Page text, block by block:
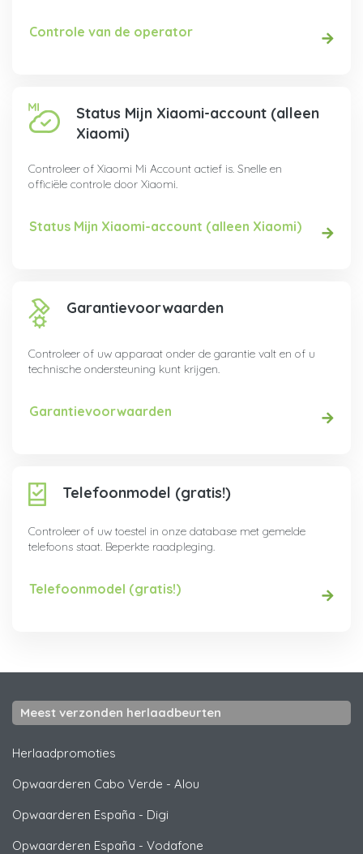
Controle van de operator
Status Mijn Xiaomi-account (alleen
Xiaomi)
Controleer of Xiaomi Mi Account actief is. Snelle en
officiële controle door Xiaomi.
Status Mijn Xiaomi-account (alleen Xiaomi)
Garantievoorwaarden
Controleer of uw apparaat onder de garantie valt en of u
technische ondersteuning kunt krijgen.
Garantievoorwaarden
Telefoonmodel (gratis!)
Controleer of uw toestel in onze database met gemelde
telefoons staat. Beperkte raadpleging.
Telefoonmodel (gratis!)
Meest verzonden herlaadbeurten
Herlaadpromoties
Opwaarderen Cabo Verde - Alou
Opwaarderen España - Digi
Opwaarderen España - Vodafone